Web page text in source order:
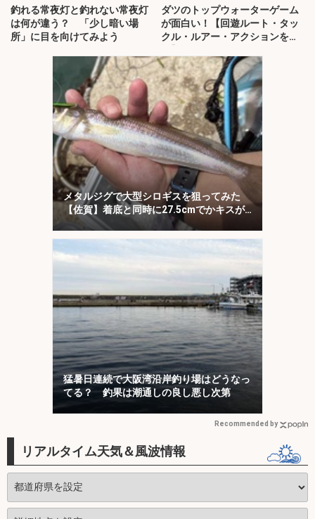
釣れる常夜灯と釣れない常夜灯
は何が違う？ 「少し暗い場
所」に目を向けてみよう
ダツのトップウォーターゲーム
が面白い！【回遊ルート・タッ
クル・ルアー・アクションを解
メタルジグで大型シロギスを狙ってみた
【佐賀】着底と同時に27.5cmでかキスが
ヒット！
猛暑日連続で大阪湾沿岸釣り場はどうなっ
てる？ 釣果は潮通しの良し悪し次第
Recommended by
リアルタイム天気＆風波情報